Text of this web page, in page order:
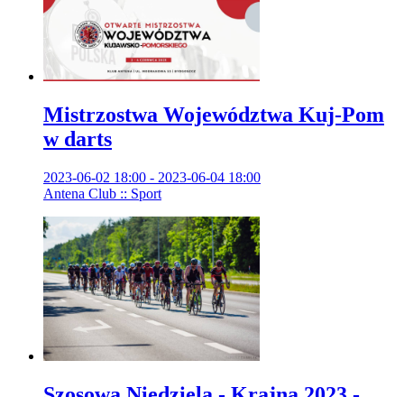
Mistrzostwa Województwa Kuj-Pom
w darts
2023-06-02 18:00 - 2023-06-04 18:00
Antena Club :: Sport